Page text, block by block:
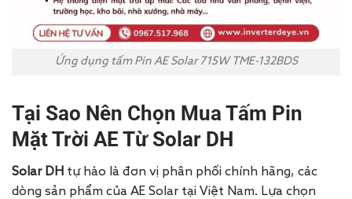
Ứng dụng tấm Pin AE Solar 715W TME-132BDS
Tại Sao Nên Chọn Mua Tấm Pin
Mặt Trời AE Từ Solar DH
Solar DH tự hào là đơn vị phân phối chính hãng, các
dòng sản phẩm của AE Solar tại Việt Nam. Lựa chọn